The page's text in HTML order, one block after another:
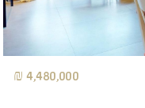
4,480,000 ₪